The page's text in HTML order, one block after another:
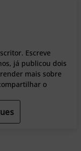
Escreve
já publicou dois
mais sobre
o